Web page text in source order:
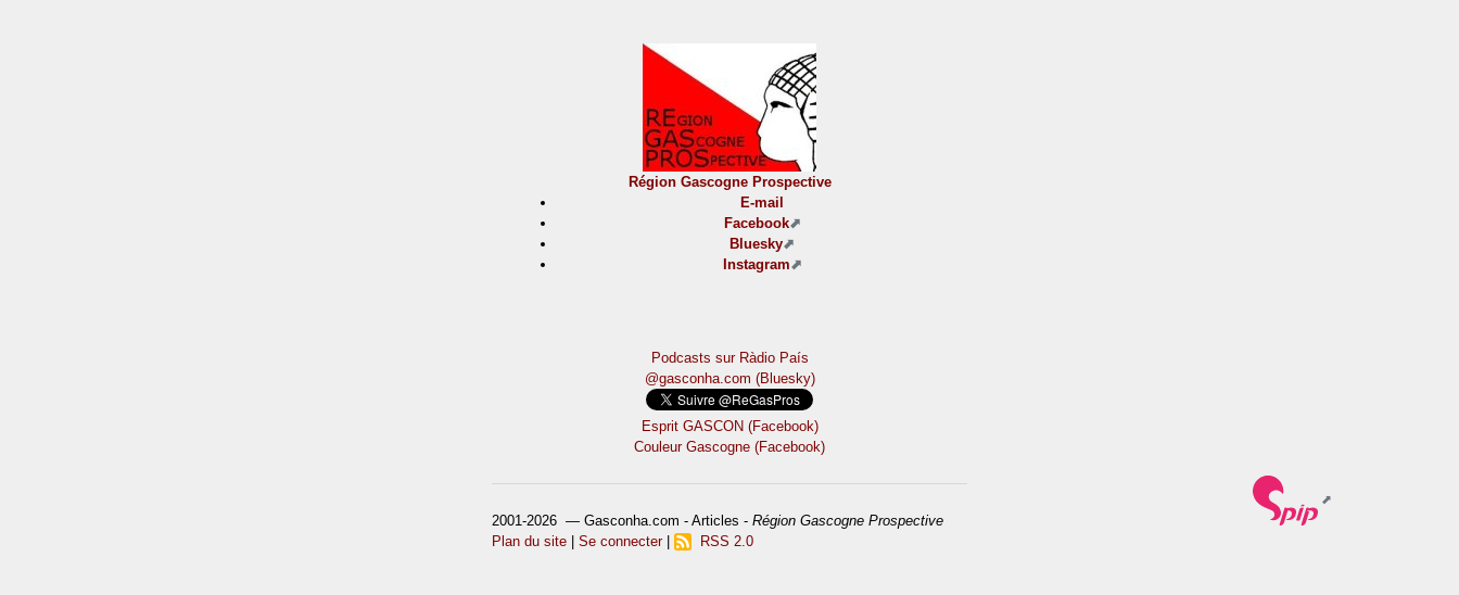
Région Gascogne Prospective
E-mail
Facebook
Bluesky
Instagram
Podcasts sur Ràdio País
@gasconha.com (Bluesky)
Esprit GASCON (Facebook)
Couleur Gascogne (Facebook)
2001-2026 — Gasconha.com - Articles - Région Gascogne Prospective
Plan du site
Se connecter| RSS 2.0